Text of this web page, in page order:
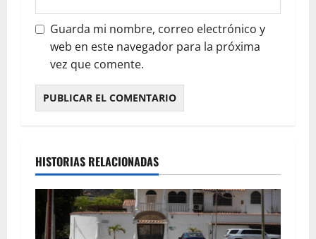
Guarda mi nombre, correo electrónico y
web en este navegador para la próxima
vez que comente.
HISTORIAS RELACIONADAS